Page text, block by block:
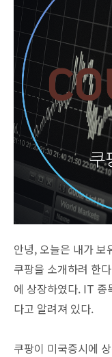
안녕, 오늘은 내가 보
쿠팡을 소개하려 한
에 상장하였다. IT 종
다고 알려져 있다.
쿠팡이 미국증시에